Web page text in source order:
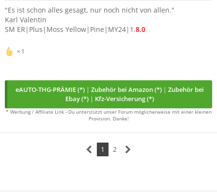
"Es ist schon alles gesagt, nur noch nicht von allen."
Karl Valentin
SM ER|Plus|Moss Yellow|Pine|MY24|1.8.0
1
eAUTO-THG-PRÄMIE (*) | Zubehör bei Amazon (*) | Zubehör bei
Ebay (*) | Kfz-Versicherung (*)
* Werbung / Affiliate Link - Du unterstützt unser Forum möglicherweise mit einer kleinen
Provision. Danke!
1 2